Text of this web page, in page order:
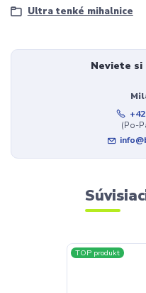
Ultra tenké mihalnice
Neviete si
(Po-
TOP produkt